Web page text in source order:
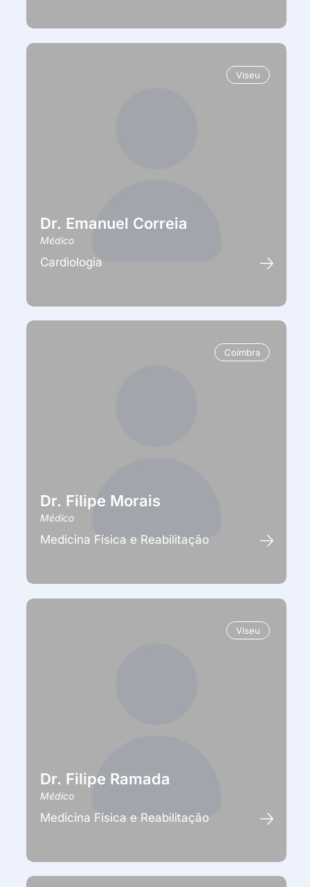
Viseu
Dr. Emanuel Correia
Médico
Cardiologia
Coimbra
Dr. Filipe Morais
Médico
Medicina Física e Reabilitação
Viseu
Dr. Filipe Ramada
Médico
Medicina Física e Reabilitação